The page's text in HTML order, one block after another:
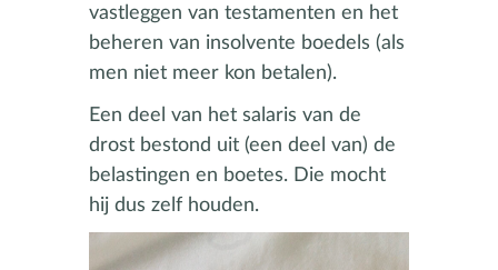
vastleggen van testamenten en het
beheren van insolvente boedels (als
men niet meer kon betalen).
Een deel van het salaris van de
drost bestond uit (een deel van) de
belastingen en boetes. Die mocht
hij dus zelf houden.